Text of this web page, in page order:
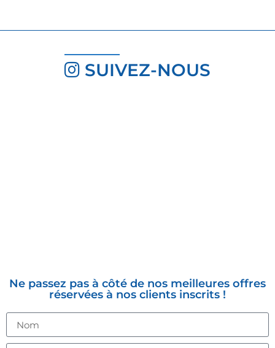
SUIVEZ-NOUS
Ne passez pas à côté de nos meilleures offres
réservées à nos clients inscrits !